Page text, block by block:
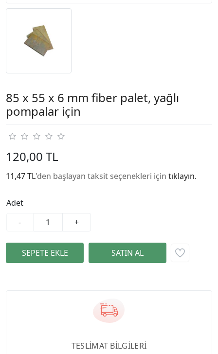
85 x 55 x 6 mm fiber palet, yağlı
pompalar için
120,00 TL
11,47 TL'den başlayan taksit seçenekleri için tıklayın.
Adet
-
+
TESLİMAT BİLGİLERİ